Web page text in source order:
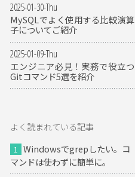
2025-01-30-Thu
MySQLでよく使用する比較演算
子についてご紹介
2025-01-09-Thu
エンジニア必見！実務で役立つ
Gitコマンド5選を紹介
よく読まれている記事
Windowsでgrepしたい。コ
マンドは使わずに簡単に。